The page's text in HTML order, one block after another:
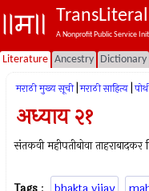
TransLiteral
A Nonprofit Public Service
Literature Ancestry Dictionary
मराठी मुख्य सूची मराठी साहित्य
अध्याय २१
संतकवी महीपतीबोवा ताहराबादकर